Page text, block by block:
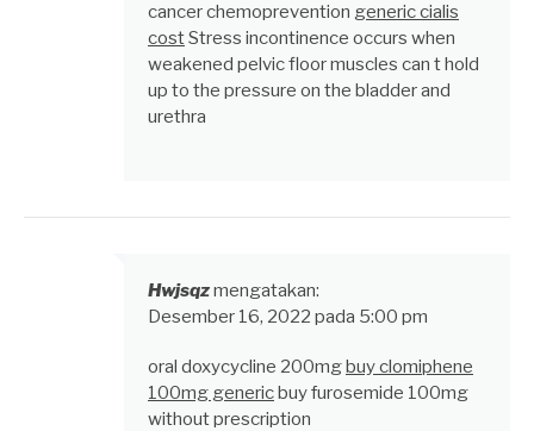
cancer chemoprevention generic cialis
costStress incontinence occurs when
weakened pelvic floor muscles can t hold
up to the pressure on the bladder and
urethra
Hwjsqzmengatakan:
Desember 16, 2022 pada 5:00 pm
oral doxycycline 200mgbuy clomiphene
100mg genericbuy furosemide 100mg
without prescription